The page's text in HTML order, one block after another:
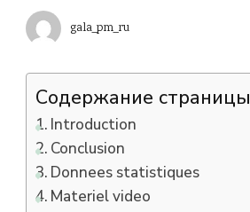
gala_pm_ru
Содержание страницы
Introduction
Conclusion
Donnees statistiques
Materiel video